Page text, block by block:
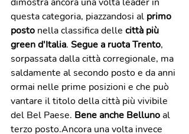
dimostra ancora una volta leader in
questa categoria, piazzandosi al primo
posto nella classifica delle città più
green d'Italia. Segue a ruota Trento,
sorpassata dalla città corregionale, ma
saldamente al secondo posto e da anni
ormai nelle prime posizioni e che può
vantare il titolo della città più vivibile
del Bel Paese. Bene anche Belluno al
terzo posto.Ancora una volta invece